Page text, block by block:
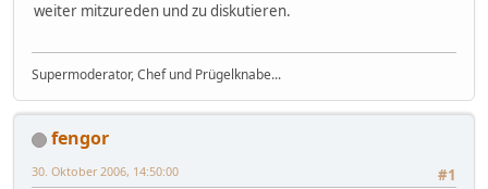
weiter mitzureden und zu diskutieren.
Supermoderator, Chef und Prügelknabe...
fengor
#1
30. Oktober 2006, 14:50:00